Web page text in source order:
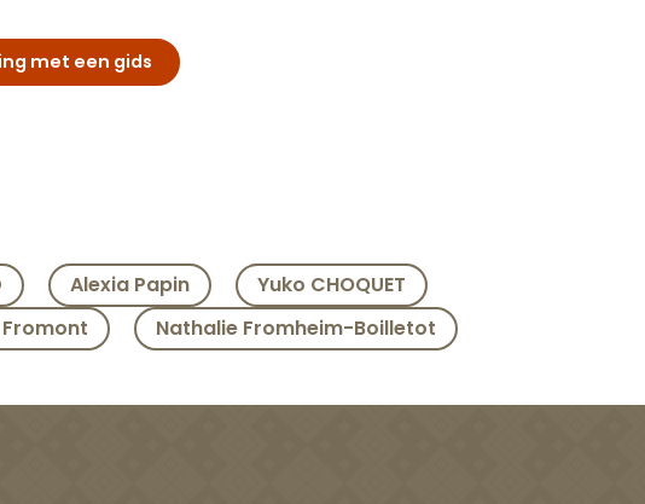
met een gids
Alexia Papin
Yuko CHOQUET
Nathalie Fromheim-Boilletot